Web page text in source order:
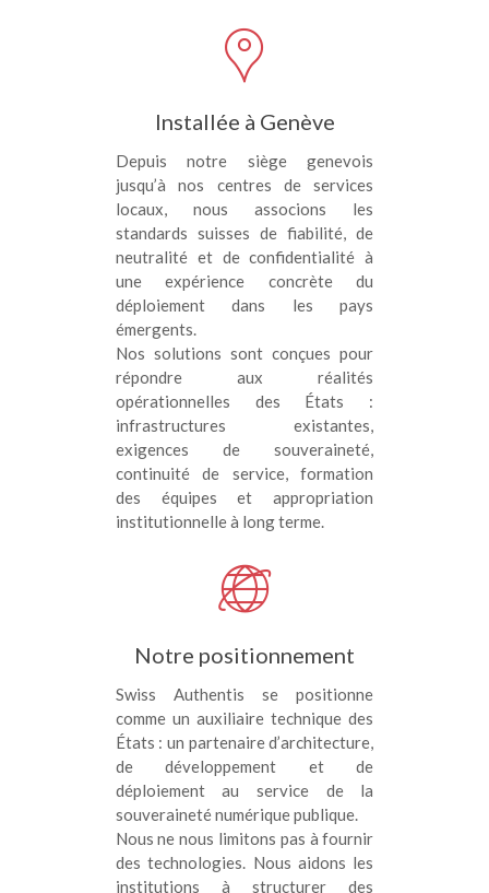
Installée à Genève
Depuis notre siège genevois
jusqu’à nos centres de services
locaux, nous associons les
standards suisses de fiabilité, de
neutralité et de confidentialité à
une expérience concrète du
déploiement dans les pays
émergents.
Nos solutions sont conçues pour
répondre aux réalités
opérationnelles des États :
infrastructures existantes,
exigences de souveraineté,
continuité de service, formation
des équipes et appropriation
institutionnelle à long terme.
Notre positionnement
Swiss Authentis se positionne
comme un auxiliaire technique des
États : un partenaire d’architecture,
de développement et de
déploiement au service de la
souveraineté numérique publique.
Nous ne nous limitons pas à fournir
des technologies. Nous aidons les
institutions à structurer des